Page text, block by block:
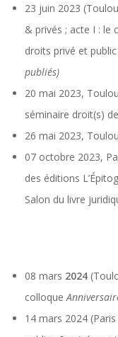
23 juin 2023
& privés ; acte I : le
droits privé et public
publiés)
20 mai 2023,
séminaire droit(s)
26 mai 2023,
07 octobre 2023,
des éditions
Salon du livre
08 mars 2024
colloque
14 mars 2024